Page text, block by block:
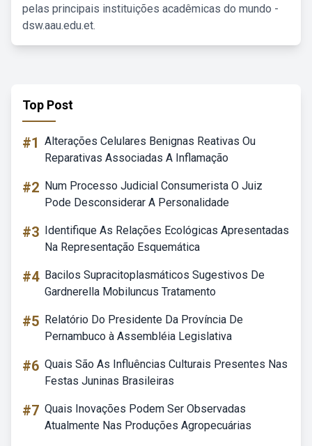
pelas principais instituições acadêmicas do mundo -
dsw.aau.edu.et.
Top Post
#1 Alterações Celulares Benignas Reativas Ou
Reparativas Associadas A Inflamação
#2 Num Processo Judicial Consumerista O Juiz
Pode Desconsiderar A Personalidade
#3 Identifique As Relações Ecológicas Apresentadas
Na Representação Esquemática
#4 Bacilos Supracitoplasmáticos Sugestivos De
Gardnerella Mobiluncus Tratamento
#5 Relatório Do Presidente Da Província De
Pernambuco à Assembléia Legislativa
#6 Quais São As Influências Culturais Presentes Nas
Festas Juninas Brasileiras
#7 Quais Inovações Podem Ser Observadas
Atualmente Nas Produções Agropecuárias